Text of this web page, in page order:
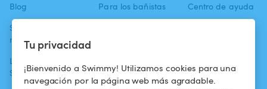
Tu privacidad
¡Bienvenido a Swimmy! Utilizamos cookies para una
navegación por la página web más agradable.
Blog
Swimmy en los
medios
La aventura
Swimmy
Para los bañistas
piscina
Centro de ayuda
confidencialidad